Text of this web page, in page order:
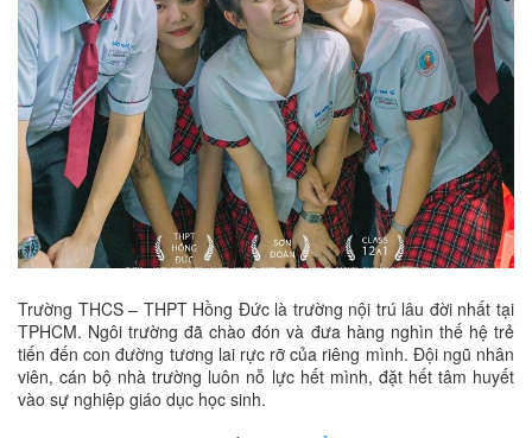
Trường THCS – THPT Hồng Đức là trường nội trú lâu đời nhất tại
TPHCM. Ngôi trường đã chào đón và đưa hàng nghìn thế hệ trẻ
tiến đến con đường tương lai rực rỡ của riêng mình. Đội ngũ nhân
viên, cán bộ nhà trường luôn nỗ lực hết mình, đặt hết tâm huyết
vào sự nghiệp giáo dục học sinh.